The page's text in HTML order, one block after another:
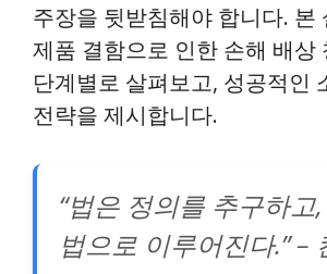
주장을 뒷받침해야 합니다. 본
제품 결함으로 인한 손해 배상
단계별로 살펴보고, 성공적인
전략을 제시합니다.
“법은 정의를 추구하고
법으로 이루어진다.” –